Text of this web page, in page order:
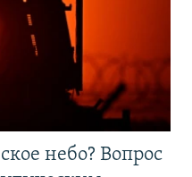
небо? Вопрос